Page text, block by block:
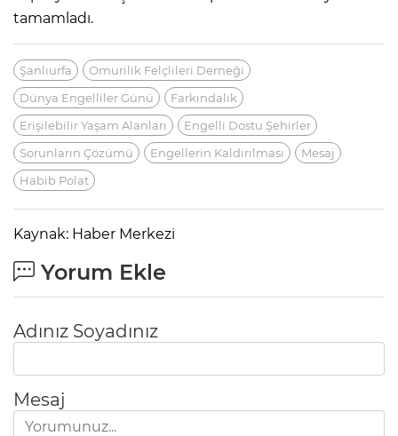
tamamladı.
Şanlıurfa
Omurilik Felçlileri Derneği
Dünya Engelliler Günü
Farkındalık
Erişilebilir Yaşam Alanları
Engelli Dostu Şehirler
Sorunların Çözümü
Engellerin Kaldırılması
Mesaj
Habib Polat
Kaynak: Haber Merkezi
Yorum Ekle
Adınız Soyadınız
Mesaj